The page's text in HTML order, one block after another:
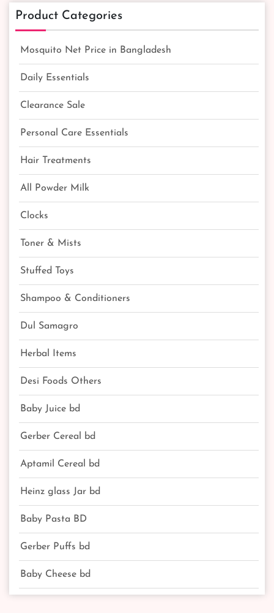
Product Categories
Mosquito Net Price in Bangladesh
Daily Essentials
Clearance Sale
Personal Care Essentials
Hair Treatments
All Powder Milk
Clocks
Toner & Mists
Stuffed Toys
Shampoo & Conditioners
Dul Samagro
Herbal Items
Desi Foods Others
Baby Juice bd
Gerber Cereal bd
Aptamil Cereal bd
Heinz glass Jar bd
Baby Pasta BD
Gerber Puffs bd
Baby Cheese bd